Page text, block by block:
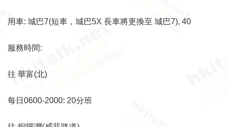
用車: 城巴7(短車，城巴5X 長車將更換至 城巴7), 40
服務時間:
往 華富(北)
每日0600-2000: 20分班